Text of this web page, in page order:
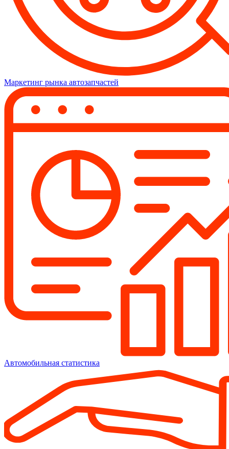
Маркетинг рынка автозапчастей
Автомобильная статистика